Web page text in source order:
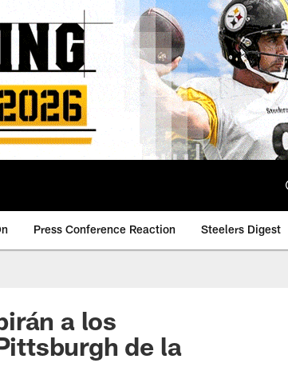
Press Conference Reaction Steelers Digest
a los
de la